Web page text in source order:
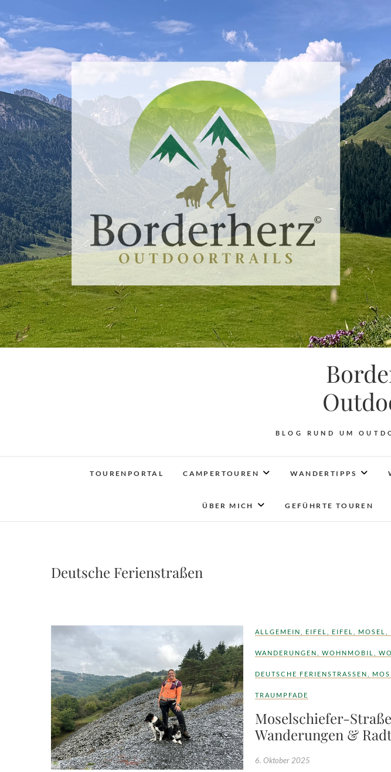
BLOG RUND UM
TOURENPORTAL CAMPERTOUREN WANDERTIPPS
ÜBER MICH GEFÜHRTE TOUREN
Deutsche Ferienstraßen
ALLGEMEIN EIFEL EIFEL MOSEL
WANDERUNGEN WOHNMOBIL
DEUTSCHE FERIENSTRASSEN
TRAUMPFADE
Moselschiefer-
Wanderungen &
6. Oktober 2025